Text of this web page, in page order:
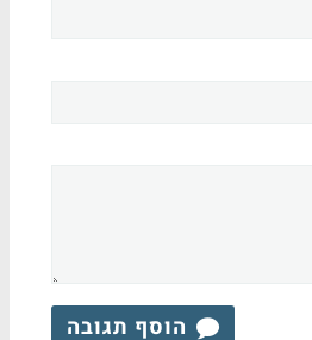
הוסף תגובה